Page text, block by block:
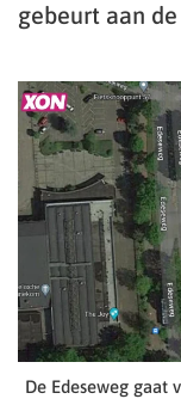
gebeurt aan
De Edeseweg gaat